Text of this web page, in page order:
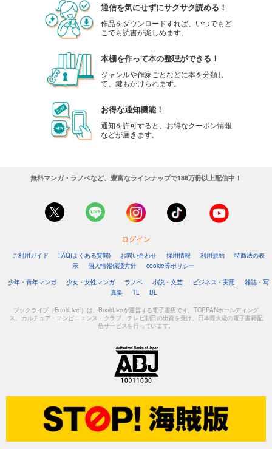
通信を気にせずにサクサク読める！
作品をダウンロードすれば、いつでもど
こでも読書が楽しめます。
本棚を作って本の整理ができる！
ジャンルや作家ごとなどに本を分類し
て、鍵もかけられます。
お得な通知機能！
通知を許可すると、お得なクーポン情報
などが届きます。
無料マンガ・ラノベなど、豊富なラインナップで188万冊以上配信中！
ログイン
ご利用ガイド FAQ(よくある質問) お問い合わせ 採用情報 利用規約
特商法の表
示
個人情報保護方針
cookie等ポリシー
少年・青年マンガ
少女・女性マンガ ラノベ 小説・文芸 ビジネス・実用
雑誌・写
真集
TL BL
ブックライブ（BookLive!）は、BookLiveが運営する電子書店です。TOPPANホールディング
ス、カルチュア・コンビニエンス・クラブ、テレビ朝日の出資を受け、日本最大級の電子書籍配
信サービスを行っています。